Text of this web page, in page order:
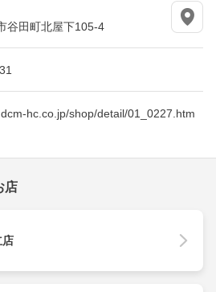
谷田町北屋下105-4
hc.co.jp/shop/detail/01_0227.htm
店
店